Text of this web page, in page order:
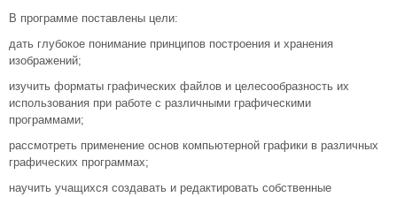
В программе поставлены цели:
дать глубокое понимание принципов построения и хранения
изображений;
изучить форматы графических файлов и целесообразность их
использования при работе с различными графическими
программами;
рассмотреть применение основ компьютерной графики в различных
графических программах;
научить учащихся создавать и редактировать собственные